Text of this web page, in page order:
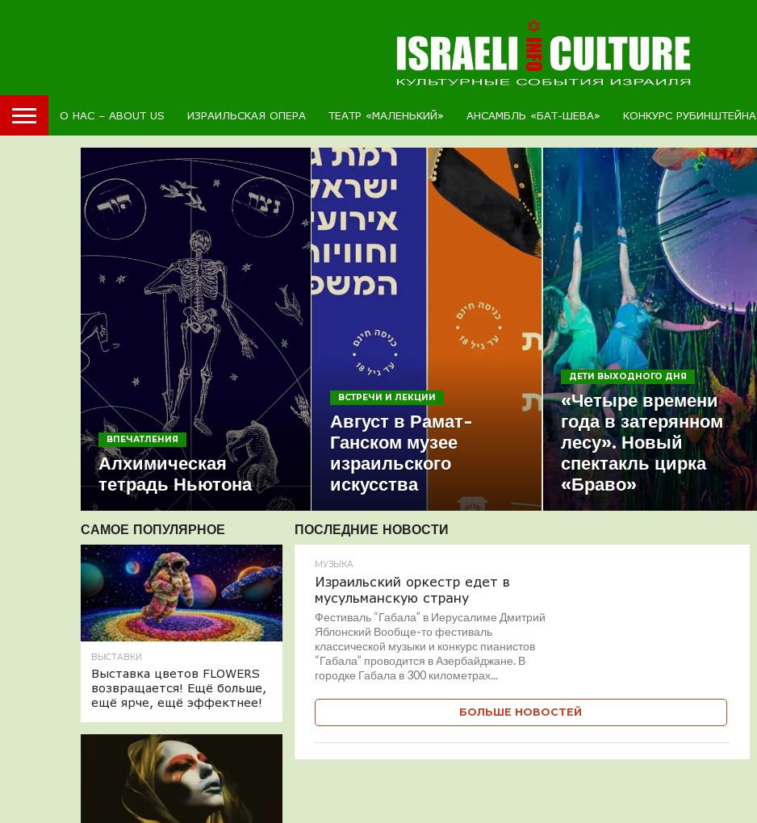
О НАС – ABOUT US ИЗРАИЛЬСКАЯ ОПЕРА ТЕАТР «МАЛЕНЬКИЙ» АНСАМБЛЬ «БАТ-ШЕВА» КОНКУРС РУБИНШТЕЙНА
ВПЕЧАТЛЕНИЯ
Алхимическая
тетрадь Ньютона
ВСТРЕЧИ И ЛЕКЦИИ
Август в Рамат-
Ганском музее
израильского
искусства
ДЕТИ ВЫХОДНОГО ДНЯ
«Четыре времени
года в затерянном
лесу». Новый
спектакль цирка
«Браво»
ПОСЛЕДНИЕ НОВОСТИ
МУЗЫКА
Израильский оркестр едет в
мусульманскую страну
Фестиваль “Габала” в Иерусалиме Дмитрий
Яблонский Вообще-то фестиваль
классической музыки и конкурс пианистов
“Габала” проводится в Азербайджане. В
городке Габала в 300 километрах...
БОЛЬШЕ НОВОСТЕЙ
САМОЕ ПОПУЛЯРНОЕ
ВЫСТАВКИ
Выставка цветов FLOWERS
возвращается! Ещё больше,
ещё ярче, ещё эффектнее!